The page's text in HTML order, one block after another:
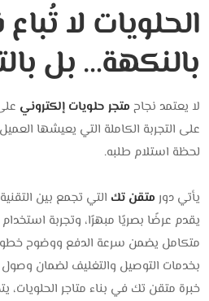
الحلويات لا
بالنكهة… بل
لا يعتمد نجاح متجر حلويات إلكتروني
على التجربة الكاملة التي يعيشها
لحظة استلام طلبه.
يأتي دور متقن تك التي تجمع بين
يقدم عرضًا بصريًا مبهرًا، وتجربة
متكامل يضمن سرعة الدفع ووضوح
بخدمات التوصيل والتغليف لضمان
خبرة متقن تك في بناء متاجر الحلويات،